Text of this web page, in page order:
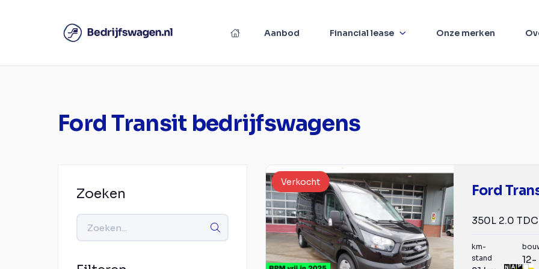
Aanbod Financial lease Onze merken
Ford Transit bedrijfswagens
Zoeken
Verkocht
Ford
km-
stand
12-